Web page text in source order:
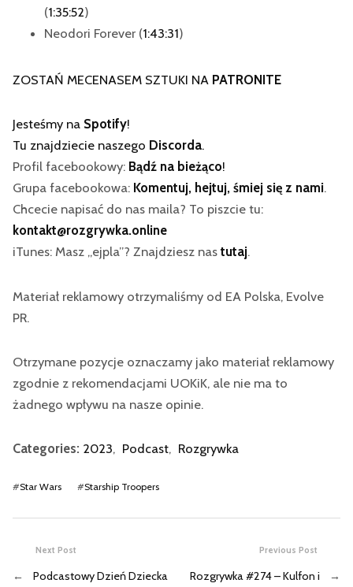
(1:35:52)
Neodori Forever (1:43:31)
ZOSTAŃ MECENASEM SZTUKI NA PATRONITE
Jesteśmy na Spotify!
Tu znajdziecie naszego Discorda.
Profil facebookowy: Bądź na bieżąco!
Grupa facebookowa: Komentuj, hejtuj, śmiej się z nami.
Chcecie napisać do nas maila? To piszcie tu:
kontakt@rozgrywka.online
iTunes: Masz „ejpla”? Znajdziesz nastutaj.
Materiał reklamowy otrzymaliśmy od EA Polska, Evolve
PR.
Otrzymane pozycje oznaczamy jako materiał reklamowy
zgodnie z rekomendacjami UOKiK, ale nie ma to
żadnego wpływu na nasze opinie.
Categories: 2023, Podcast, Rozgrywka
#Star Wars #Starship Troopers
Previous Post
Rozgrywka #274 – Kulfon i
→
Next Post
←
Podcastowy Dzień Dziecka